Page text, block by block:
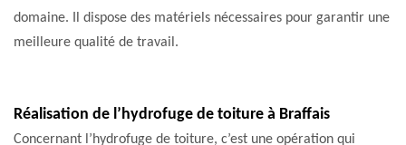
domaine. Il dispose des matériels nécessaires pour garantir une
meilleure qualité de travail.
Réalisation de l’hydrofuge de toiture à Braffais
Concernant l’hydrofuge de toiture, c’est une opération qui